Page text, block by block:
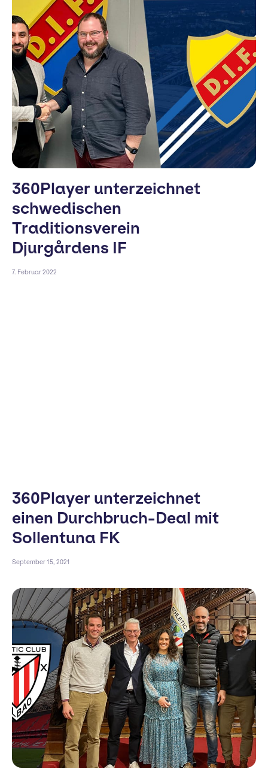
360Player unterzeichnet
schwedischen
Traditionsverein
Djurgårdens IF
7. Februar 2022
360Player unterzeichnet
einen Durchbruch-Deal mit
Sollentuna FK
September 15, 2021